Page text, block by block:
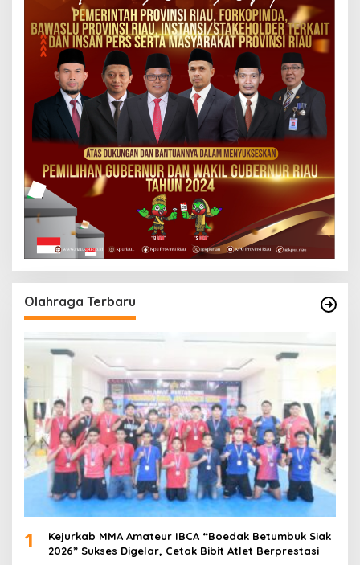
Olahraga Terbaru
1
Kejurkab MMA Amateur IBCA “Boedak Betumbuk Siak
2026” Sukses Digelar, Cetak Bibit Atlet Berprestasi